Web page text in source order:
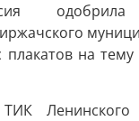
одобрила
плакатов на
Ленинского